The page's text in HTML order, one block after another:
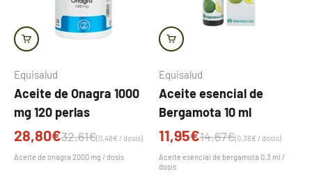
Equisalud
Aceite de Onagra 1000
mg 120 perlas
Precio de oferta
28,80€Precio normal
32,61€(0,48€ / dosis)
Aceite de onagra 2000 mg / dosis
Equisalud
Aceite esencial de
Bergamota 10 ml
Precio de oferta
11,95€Precio normal
14,67€(0,36€ / dosis)
Aceite esencial de bergamota 0,3 ml /
dosis